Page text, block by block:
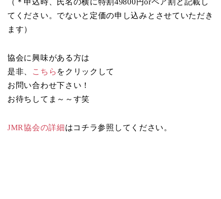
（＊申込時、氏名の横に特割49800円orペア割と記載し
てください。でないと定価の申し込みとさせていただき
ます）
協会に興味がある方は
是非、
こちら をクリックして
お問い合わせ下さい！
お待ちしてま～～す笑
JMR協会の詳細はコチラ参照してください。